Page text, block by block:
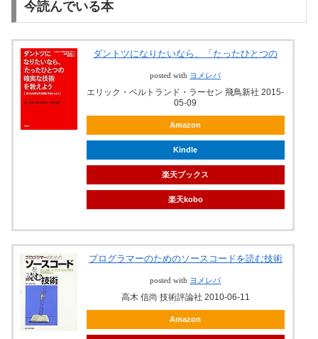
今読んでいる本
ダントツになりたいなら、「たったひとつの
posted with ヨメレバ
エリック・ベルトランド・ラーセン 飛鳥新社 2015-
05-09
Amazon
Kindle
楽天ブックス
楽天kobo
プログラマーのためのソースコードを読む技術
posted with ヨメレバ
高木 信尚 技術評論社 2010-06-11
Amazon